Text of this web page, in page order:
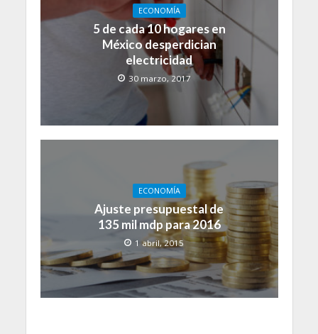
ECONOMÍA
5 de cada 10 hogares en
México desperdician
electricidad
30 marzo, 2017
ECONOMÍA
Ajuste presupuestal de
135 mil mdp para 2016
1 abril, 2015